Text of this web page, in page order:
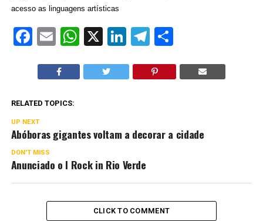
acesso as linguagens artísticas
Facebook
EmailWhatsApp
X LinkedIn
Telegram
Share
RELATED TOPICS:
UP NEXT
Abóboras gigantes voltam a decorar a cidade
DON'T MISS
Anunciado o I Rock in Rio Verde
CLICK TO COMMENT